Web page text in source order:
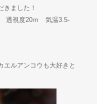
きました！
視度20ｍ 気温3.5-
エルアンコウも大好きと